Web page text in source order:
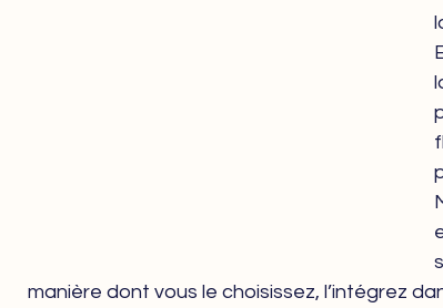
manière dont vous le choisissez, l’intégrez